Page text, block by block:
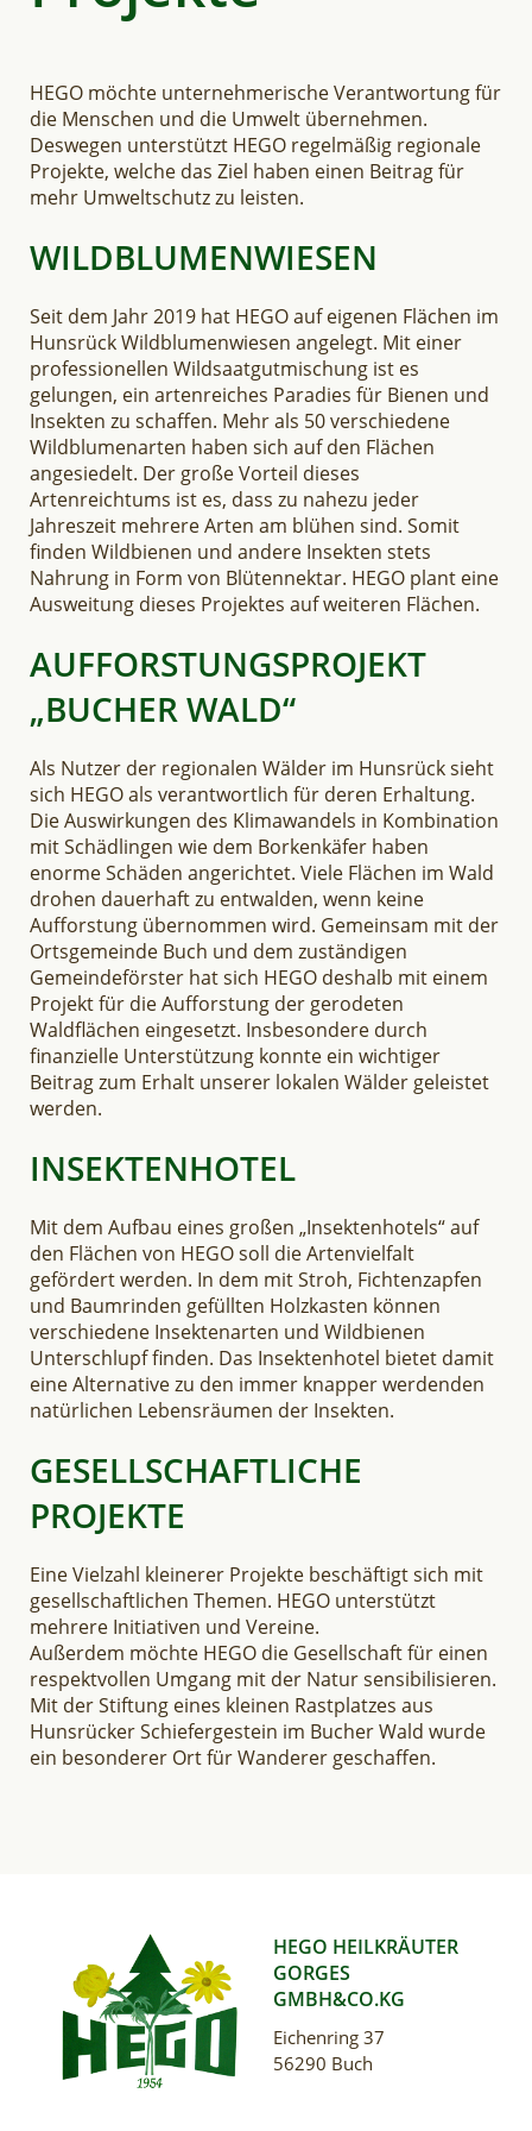
HEGO möchte unternehmerische Verantwortung für
die Menschen und die Umwelt übernehmen.
Deswegen unterstützt HEGO regelmäßig regionale
Projekte, welche das Ziel haben einen Beitrag für
mehr Umweltschutz zu leisten.
WILDBLUMENWIESEN
Seit dem Jahr 2019 hat HEGO auf eigenen Flächen im
Hunsrück Wildblumenwiesen angelegt. Mit einer
professionellen Wildsaatgutmischung ist es
gelungen, ein artenreiches Paradies für Bienen und
Insekten zu schaffen. Mehr als 50 verschiedene
Wildblumenarten haben sich auf den Flächen
angesiedelt. Der große Vorteil dieses
Artenreichtums ist es, dass zu nahezu jeder
Jahreszeit mehrere Arten am blühen sind. Somit
finden Wildbienen und andere Insekten stets
Nahrung in Form von Blütennektar. HEGO plant eine
Ausweitung dieses Projektes auf weiteren Flächen.
AUFFORSTUNGSPROJEKT
„BUCHER WALD“
Als Nutzer der regionalen Wälder im Hunsrück sieht
sich HEGO als verantwortlich für deren Erhaltung.
Die Auswirkungen des Klimawandels in Kombination
mit Schädlingen wie dem Borkenkäfer haben
enorme Schäden angerichtet. Viele Flächen im Wald
drohen dauerhaft zu entwalden, wenn keine
Aufforstung übernommen wird. Gemeinsam mit der
Ortsgemeinde Buch und dem zuständigen
Gemeindeförster hat sich HEGO deshalb mit einem
Projekt für die Aufforstung der gerodeten
Waldflächen eingesetzt. Insbesondere durch
finanzielle Unterstützung konnte ein wichtiger
Beitrag zum Erhalt unserer lokalen Wälder geleistet
werden.
INSEKTENHOTEL
Mit dem Aufbau eines großen „Insektenhotels“ auf
den Flächen von HEGO soll die Artenvielfalt
gefördert werden. In dem mit Stroh, Fichtenzapfen
und Baumrinden gefüllten Holzkasten können
verschiedene Insektenarten und Wildbienen
Unterschlupf finden. Das Insektenhotel bietet damit
eine Alternative zu den immer knapper werdenden
natürlichen Lebensräumen der Insekten.
GESELLSCHAFTLICHE
PROJEKTE
Eine Vielzahl kleinerer Projekte beschäftigt sich mit
gesellschaftlichen Themen. HEGO unterstützt
mehrere Initiativen und Vereine.
Außerdem möchte HEGO die Gesellschaft für einen
respektvollen Umgang mit der Natur sensibilisieren.
Mit der Stiftung eines kleinen Rastplatzes aus
Hunsrücker Schiefergestein im Bucher Wald wurde
ein besonderer Ort für Wanderer geschaffen.
HEGO HEILKRÄUTER
GORGES
GMBH&CO.KG
Eichenring 37
56290 Buch